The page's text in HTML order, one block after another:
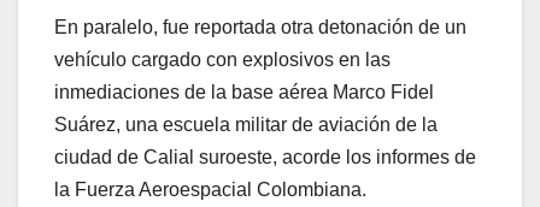
En paralelo, fue reportada otra detonación de un
vehículo cargado con explosivos en las
inmediaciones de la base aérea Marco Fidel
Suárez, una escuela militar de aviación de la
ciudad de Calial suroeste, acorde los informes de
la Fuerza Aeroespacial Colombiana.